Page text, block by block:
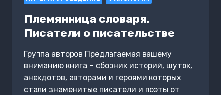
Племянница словаря.
Писатели о писательстве
Группа авторов Предлагаемая вашему
вниманию книга – сборник историй, шуток,
анекдотов, авторами и героями которых
стали знаменитые писатели и поэты от